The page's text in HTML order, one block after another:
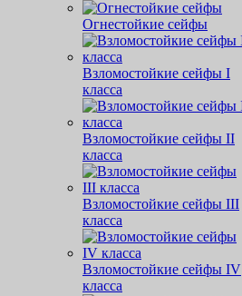
Огнестойкие сейфы
Взломостойкие сейфы I
класса
Взломостойкие сейфы II
класса
Взломостойкие сейфы III
класса
Взломостойкие сейфы IV
класса